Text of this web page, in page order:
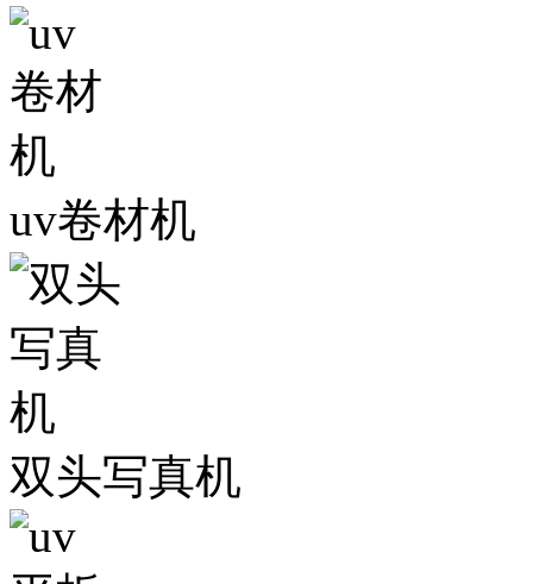
uv卷材机
双头写真机